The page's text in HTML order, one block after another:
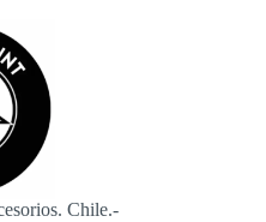
Chile.-